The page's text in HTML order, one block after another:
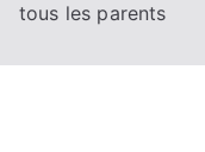
tous les parents